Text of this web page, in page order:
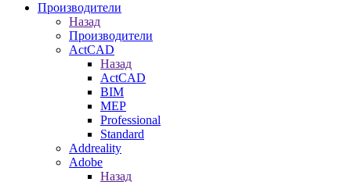
Производители
Назад
Производители
ActCAD
Назад
ActCAD
BIM
MEP
Professional
Standard
Addreality
Adobe
Назад